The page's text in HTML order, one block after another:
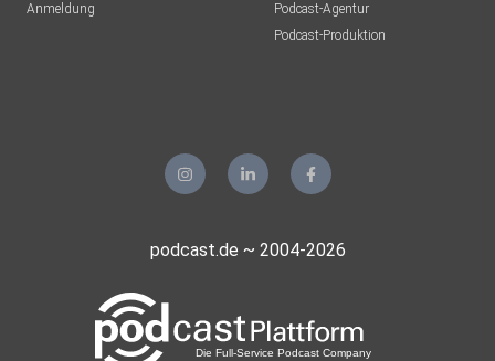
Anmeldung
Podcast-Agentur
Podcast-Produktion
podcast.de ~ 2004-2026